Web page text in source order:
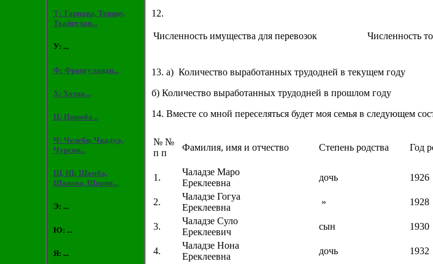
Т: Тарнава, Торнау,
Тхайцухов...
У: ...
Ф: Франгуланди...
Х: Хотко...
Ц: Цвижба...
Ч: Челеби, Чкадуа,
Чурсин...
Ш, Щ: Шамба,
Шанава, Шария...
Э: ...
Ю: ...
Я: ...
12.
Численность имущества для перевозок Численность
13. а) Количество выработанных трудодней в текущем году
б) Количество выработанных трудодней в прошлом году
14. Вместе со мной переселяться будет моя семья в следующем
№ №
п п
Фамилия, имя и отчество Степень родства Год
1.
Чаладзе Маро
Ереклеевна
дочь 1926
2.
Чаладзе Гогуа
Ереклеевна
» 1928
3.
Чаладзе Суло
Ереклеевич
сын 1930
4.
Чаладзе Нона
Ереклеевна
дочь 1932